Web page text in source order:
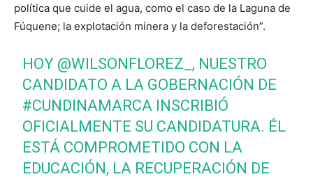
política que cuide el agua, como el caso de la Laguna de
Fúquene; la explotación minera y la deforestación”.
HOY @WILSONFLOREZ_ , NUESTRO
CANDIDATO A LA GOBERNACIÓN DE
#CUNDINAMARCA INSCRIBIÓ
OFICIALMENTE SU CANDIDATURA. ÉL
ESTÁ COMPROMETIDO CON LA
EDUCACIÓN, LA RECUPERACIÓN DE